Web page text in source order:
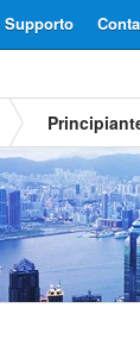
Supporto